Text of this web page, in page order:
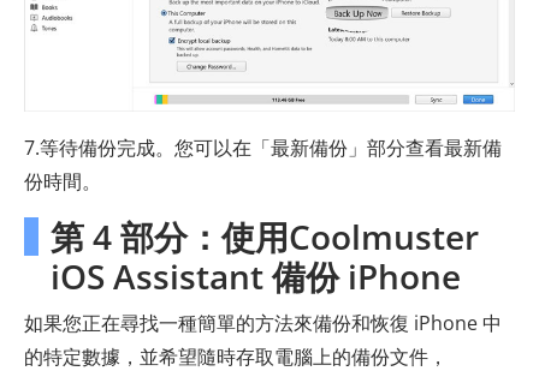
7.等待備份完成。您可以在「最新備份」部分查看最新備
份時間。
第 4 部分：使用Coolmuster
iOS Assistant 備份 iPhone
如果您正在尋找一種簡單的方法來備份和恢復 iPhone 中
的特定數據，並希望隨時存取電腦上的備份文件，